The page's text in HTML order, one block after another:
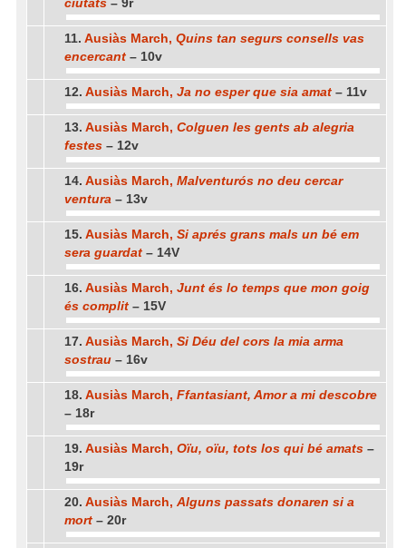
ciutats – 9r
11. Ausiàs March, Quins tan segurs consells vas
encercant – 10v
12. Ausiàs March, Ja no esper que sia amat – 11v
13. Ausiàs March, Colguen les gents ab alegria
festes – 12v
14. Ausiàs March, Malventurós no deu cercar
ventura – 13v
15. Ausiàs March, Si aprés grans mals un bé em
sera guardat – 14V
16. Ausiàs March, Junt és lo temps que mon goig
és complit – 15V
17. Ausiàs March, Si Déu del cors la mia arma
sostrau – 16v
18. Ausiàs March, Ffantasiant, Amor a mi descobre
– 18r
19. Ausiàs March, Oïu, oïu, tots los qui bé amats –
19r
20. Ausiàs March, Alguns passats donaren si a
mort – 20r